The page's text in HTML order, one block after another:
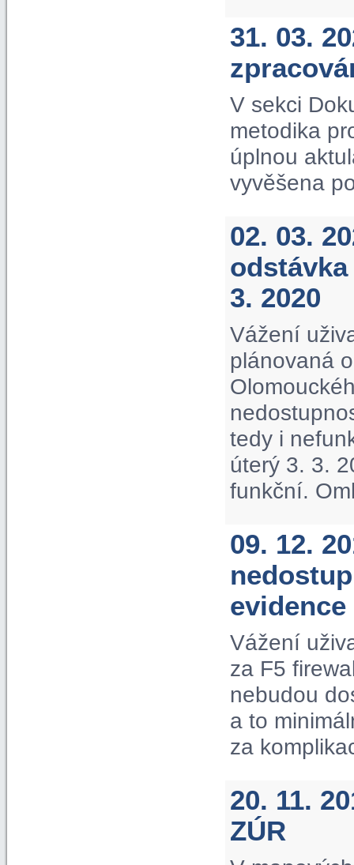
31. 03.
V sekci
metodika
úplnou
vyvěšena
02. 03.
3. 2020
Vážení
plánovaná
tedy i
úterý 3. 3.
funkční.
09. 12.
evidence
Vážení
za F5
nebudou
a to
za
20. 11.
ZÚR